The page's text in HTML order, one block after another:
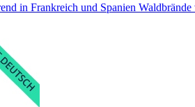
in Frankreich und Spanien Waldbrände